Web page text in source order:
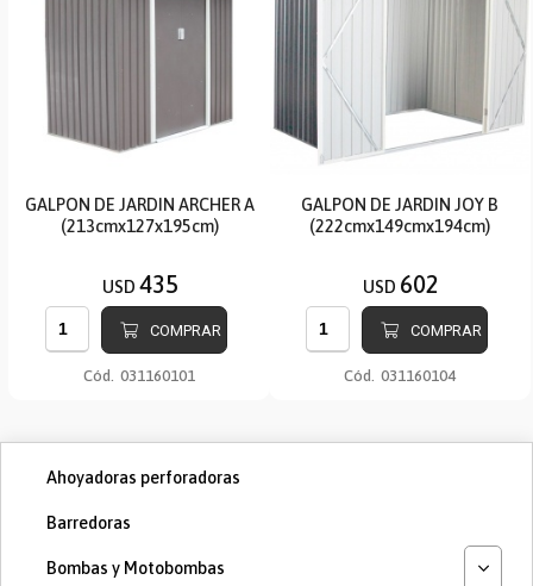
GALPON DE JARDIN ARCHER A
(213cmx127x195cm)
USD 435
COMPRAR
Cód. 031160101
GALPON DE JARDIN JOY B
(222cmx149cmx194cm)
USD 602
COMPRAR
Cód. 031160104
Ahoyadoras perforadoras
Barredoras
Bombas y Motobombas